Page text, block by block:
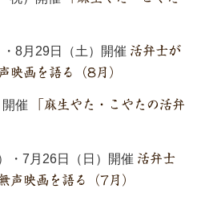
8月29日（土）開催 活弁士が
画を語る（8月）
催
「麻生やた・こやたの活弁
・7月26日（日）開催 活弁士
映画を語る（7月）